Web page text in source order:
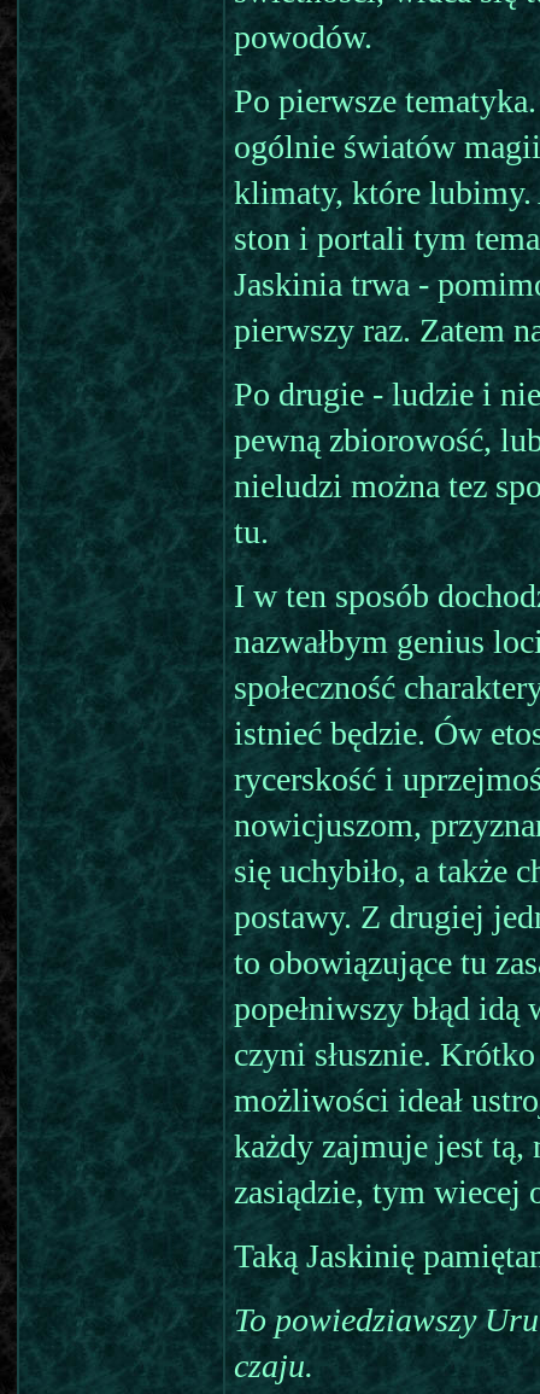
powodów.
Po pierwsze
ogólnie światów
klimaty, które lubimy.
ston i portali tym
Jaskinia trwa -
pierwszy raz. Zatem
Po drugie - ludzie i
pewną zbiorowość,
nieludzi można tez
tu.
I w ten sposób
nazwałbym genius
społeczność
istnieć będzie. Ów
rycerskość i
nowicjuszom,
się uchybiło, a także
postawy. Z drugiej
to obowiązujące tu
popełniwszy błąd
czyni słusznie.
możliwości ideał
każdy zajmuje jest tą,
zasiądzie, tym wiecej
Taką Jaskinię
To powiedziawszy
czaju.